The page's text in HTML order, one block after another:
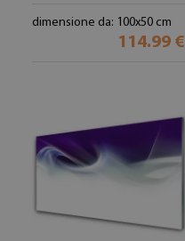
dimensione da: 100x50 cm
114.99 €